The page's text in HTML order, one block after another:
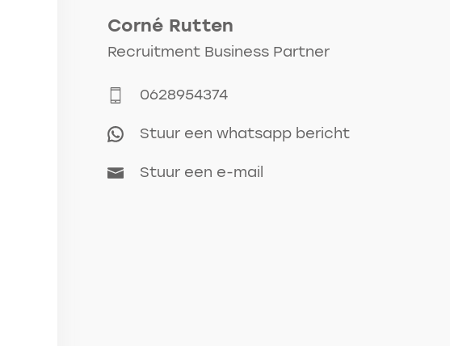
Corné Rutten
Recruitment Business Partner
0628954374
Stuur een whatsapp bericht
Stuur een e-mail